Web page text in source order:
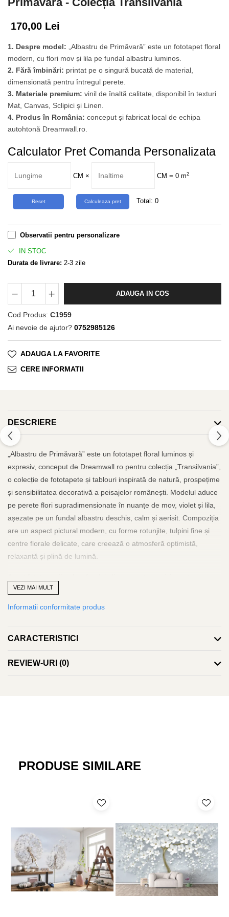
170,00 Lei
1. Despre model: „Albastru de Primăvară” este un fototapet floral
modern, cu flori mov și lila pe fundal albastru luminos.
2. Fără îmbinări: printat pe o singură bucată de material,
dimensionată pentru întregul perete.
3. Materiale premium: vinil de înaltă calitate, disponibil în texturi
Mat, Canvas, Sclipici și Linen.
4. Produs în România: conceput și fabricat local de echipa
autohtonă Dreamwall.ro.
Calculator Pret Comanda Personalizata
CM × CM = 0 m2
Total: 0
Observatii pentru personalizare
IN STOC
Durata de livrare: 2-3 zile
ADAUGA IN COS
Cod Produs: C1959
Ai nevoie de ajutor? 0752985126
ADAUGA LA FAVORITE
CERE INFORMATII
DESCRIERE
„Albastru de Primăvară” este un fototapet floral luminos și
expresiv, conceput de Dreamwall.ro pentru colecția „Transilvania”,
o colecție de fototapete și tablouri inspirată de natură, prospețime
și sensibilitatea decorativă a peisajelor românești. Modelul aduce
pe perete flori supradimensionate în nuanțe de mov, violet și lila,
așezate pe un fundal albastru deschis, calm și aerisit. Compoziția
are un aspect pictural modern, cu forme rotunjite, tulpini fine și
centre florale delicate, care creează o atmosferă optimistă,
relaxantă și plină de lumină.
interioare vesele, elegante și contemporane: camere de copii,
dormitoare, livinguri creative, saloane de beauty, spații de
decor memorabil. Florile mari transformă peretele într-un accent
decorativ statement, în timp ce paleta cromatică albastru-violet
păstrează senzația de prospețime și echilibru. Este un tapet mural
floral premium ideal pentru amenajări moderne, feminine, playful
notă de prospețime chiar și în spațiile mai simple. Este o alegere
sau un tapet floral modern realizat pe perete întreg.
Produsul este conceput și fabricat integral în România, de echipa
autohtonă Dreamwall.ro. De la conceptul grafic și adaptarea
compoziției până la pregătirea pentru print și finisarea
materialului, fiecare etapă este realizată local, cu atenție la detalii,
culoare și proporții. Alegând „Albastru de Primăvară”, clientul
susține un produs românesc, creat de o echipă locală specializată
VEZI MAI MULT
Informatii conformitate produs
CARACTERISTICI
REVIEW-URI (0)
PRODUSE SIMILARE